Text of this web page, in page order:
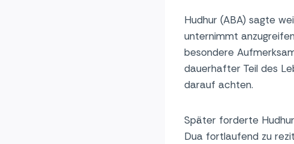
Hudhur (ABA) sagte
unternimmt
besondere
dauerhafter Teil des
darauf achten.
Später forderte
Dua fortlaufend zu